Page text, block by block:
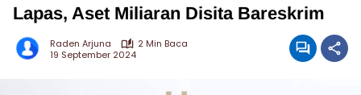
Lapas, Aset Miliaran Disita Bareskrim
Raden Arjuna
2 Min Baca
19 September 2024